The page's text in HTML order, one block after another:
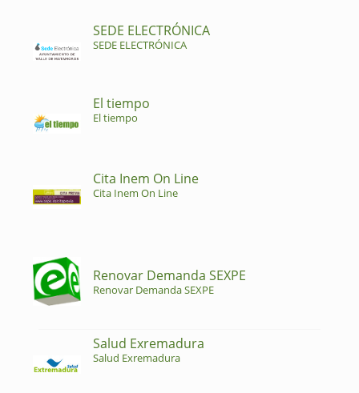
SEDE ELECTRÓNICA
SEDE ELECTRÓNICA
El tiempo
El tiempo
Cita Inem On Line
Cita Inem On Line
Renovar Demanda SEXPE
Renovar Demanda SEXPE
Salud Exremadura
Salud Exremadura